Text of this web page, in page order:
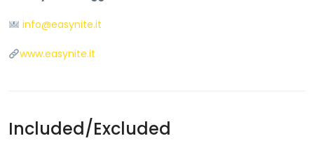
info@easynite.it
www.easynite.it
Included/Excluded